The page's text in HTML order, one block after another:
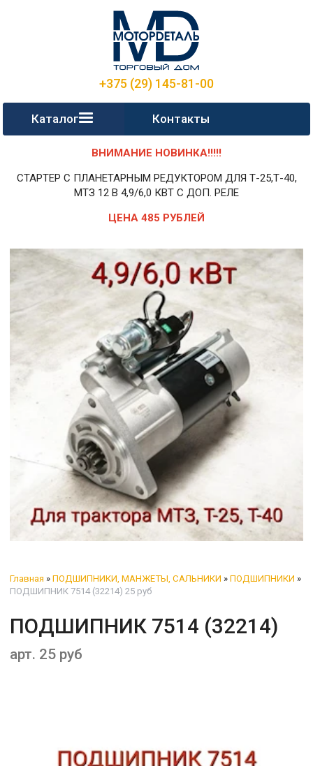
+375 (29) 145-81-00
Каталог Контакты
ВНИМАНИЕ НОВИНКА!!!!!
СТАРТЕР С ПЛАНЕТАРНЫМ РЕДУКТОРОМ ДЛЯ Т-25,Т-40,
МТЗ 12 В 4,9/6,0 КВТ С ДОП. РЕЛЕ
ЦЕНА 485 РУБЛЕЙ
Главная » ПОДШИПНИКИ, МАНЖЕТЫ, САЛЬНИКИ » ПОДШИПНИКИ »
ПОДШИПНИК 7514 (32214) 25 руб
ПОДШИПНИК 7514 (32214)
арт. 25 руб